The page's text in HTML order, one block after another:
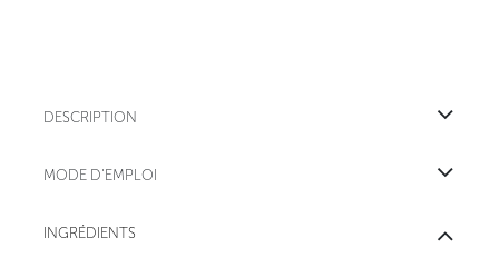
DESCRIPTION
MODE D'EMPLOI
INGRÉDIENTS